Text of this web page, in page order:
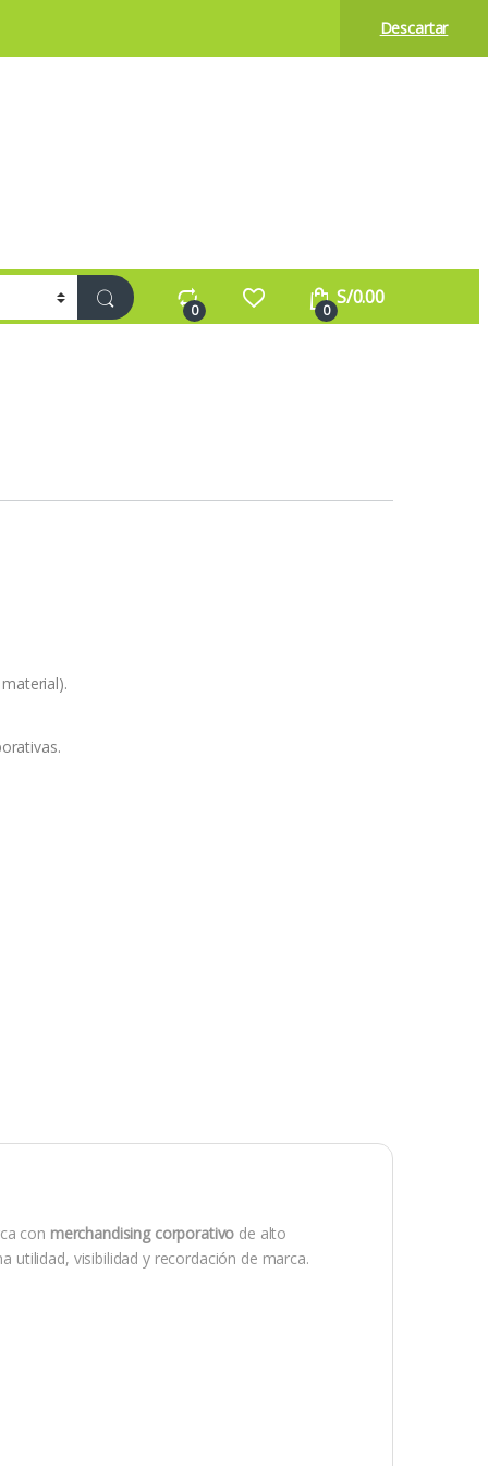
Descartar
0 0
S/0.00
con merchandising corporativo de alto
utilidad, visibilidad y recordación de marca.